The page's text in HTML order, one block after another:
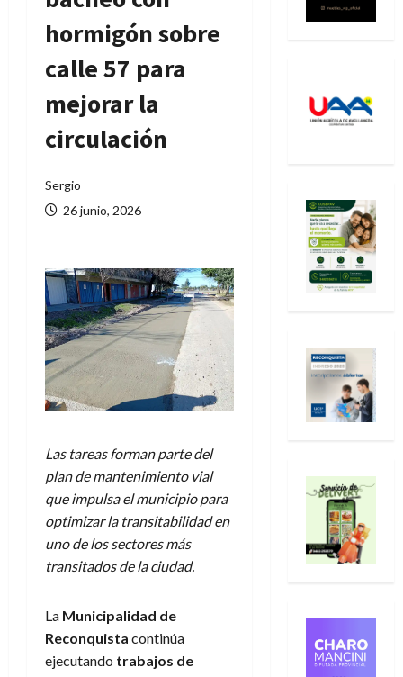
hormigón sobre
calle 57 para
mejorar la
circulación
Sergio
26 junio, 2026
Las tareas forman parte del
plan de mantenimiento vial
que impulsa el municipio para
optimizar la transitabilidad en
uno de los sectores más
transitados de la ciudad.
La Municipalidad de
Reconquista continúa
ejecutando trabajos de